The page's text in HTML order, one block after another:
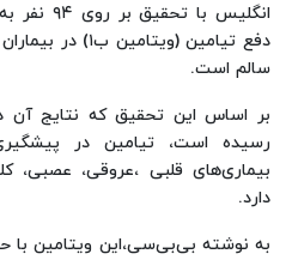
انگلیس
سالم است.
بر اساس این تحقیق كه نتایج آن
رسیده است، تیامین در
بیماری‌های قلبی ،عروقی،
دارد.
به نوشته بی‌بی‌سی،این ویتامین با